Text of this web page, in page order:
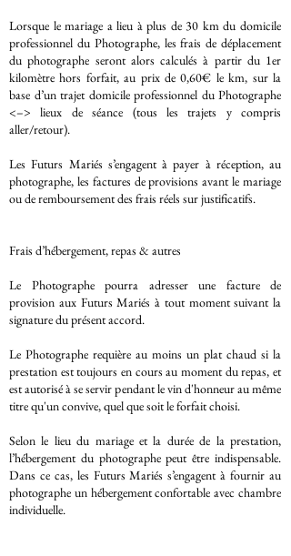
Lorsque le mariage a lieu à plus de 30 km du domicile
professionnel du Photographe, les frais de déplacement
du photographe seront alors calculés à partir du 1er
kilomètre hors forfait, au prix de 0,60€ le km, sur la
base d’un trajet domicile professionnel du Photographe
<–> lieux de séance (tous les trajets y compris
aller/retour).
Les Futurs Mariés s’engagent à payer à réception, au
photographe, les factures de provisions avant le mariage
ou de remboursement des frais réels sur justificatifs.
Frais d’hébergement, repas & autres
Le Photographe pourra adresser une facture de
provision aux Futurs Mariés à tout moment suivant la
signature du présent accord.
Le Photographe requière au moins un plat chaud si la
prestation est toujours en cours au moment du repas, et
est autorisé à se servir pendant le vin d'honneur au même
titre qu'un convive, quel que soit le forfait choisi.
Selon le lieu du mariage et la durée de la prestation,
l’hébergement du photographe peut être indispensable.
Dans ce cas, les Futurs Mariés s’engagent à fournir au
photographe un hébergement confortable avec chambre
individuelle.